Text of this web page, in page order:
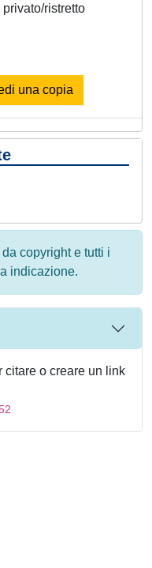
ristretto
una copia
copyright e tutti i
indicazione.
citare o creare un link